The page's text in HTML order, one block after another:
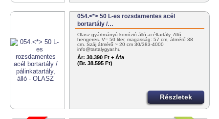
054.<*> 50 L-es rozsdamentes acél
bortartály /…
Olasz gyártmányú korrózió-álló acéltartály. Álló
hengeres. V= 50 liter, magasság: 57 cm, átmérő 38
cm. Száj átmérő ~ 20 cm 30/383-4000
info@tartalygyar.hu
Ár: 30.390 Ft + Áfa
(Br. 38.595 Ft)
Részletek